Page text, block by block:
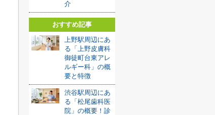
介
おすすめ記事
上野駅周辺にあ
る「上野皮膚科
御徒町台東アレ
ルギー科」の概
要と特徴
渋谷駅周辺にあ
る「松尾歯科医
院」の概要！診